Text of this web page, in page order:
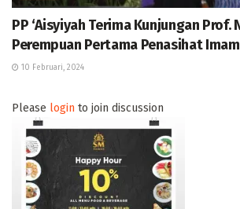
PP ‘Aisyiyah Terima Kunjungan Prof.
Perempuan Pertama Penasihat
10 Februari, 2024
Please login to join discussion